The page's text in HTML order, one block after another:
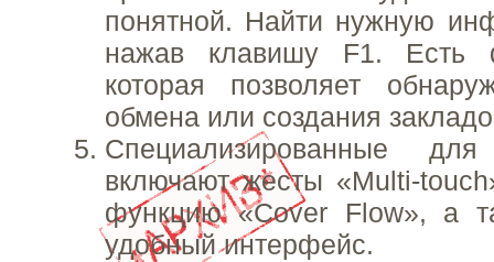
понятной. Найти нужную
нажав клавишу F1. Есть
которая позволяет
обмена или создания
Специализированные
включают жесты «Multi-
функцию «Cover Flow», а
удобный интерфейс.